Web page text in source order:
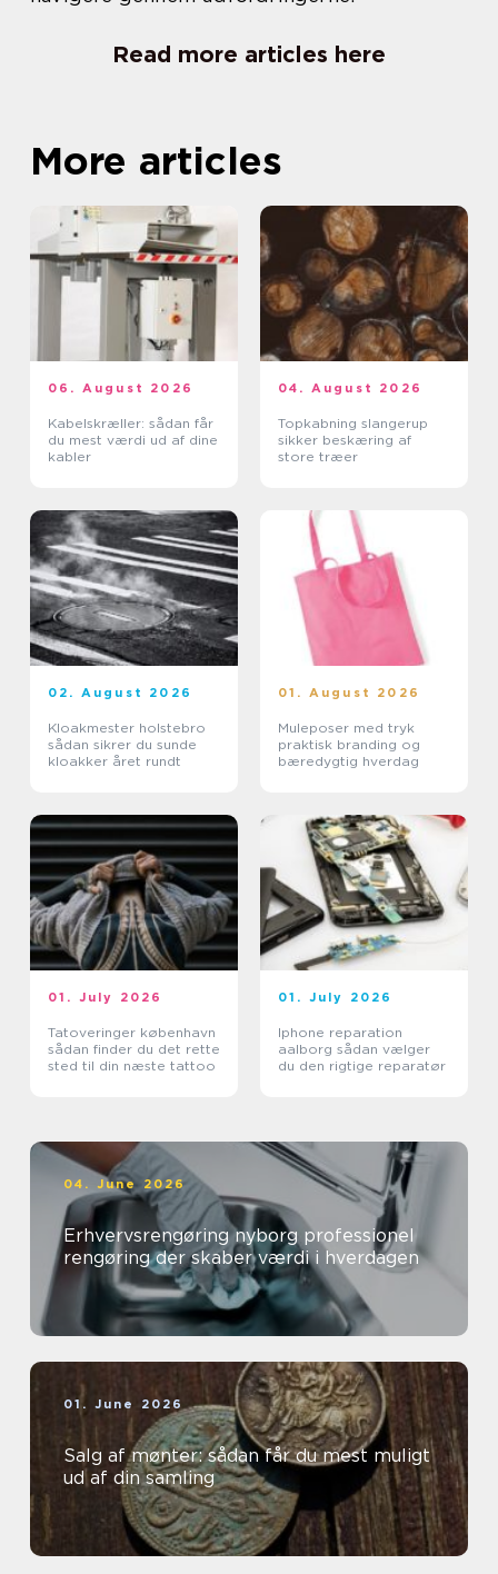
Read more articles here
More articles
06. August 2026
Kabelskræller: sådan får
du mest værdi ud af dine
kabler
04. August 2026
Topkabning slangerup
sikker beskæring af
store træer
02. August 2026
Kloakmester holstebro
sådan sikrer du sunde
kloakker året rundt
01. August 2026
Muleposer med tryk
praktisk branding og
bæredygtig hverdag
01. July 2026
Tatoveringer københavn
sådan finder du det rette
sted til din næste tattoo
01. July 2026
Iphone reparation
aalborg sådan vælger
du den rigtige reparatør
04. June 2026
Erhvervsrengøring nyborg professionel
rengøring der skaber værdi i hverdagen
01. June 2026
Salg af mønter: sådan får du mest muligt
ud af din samling